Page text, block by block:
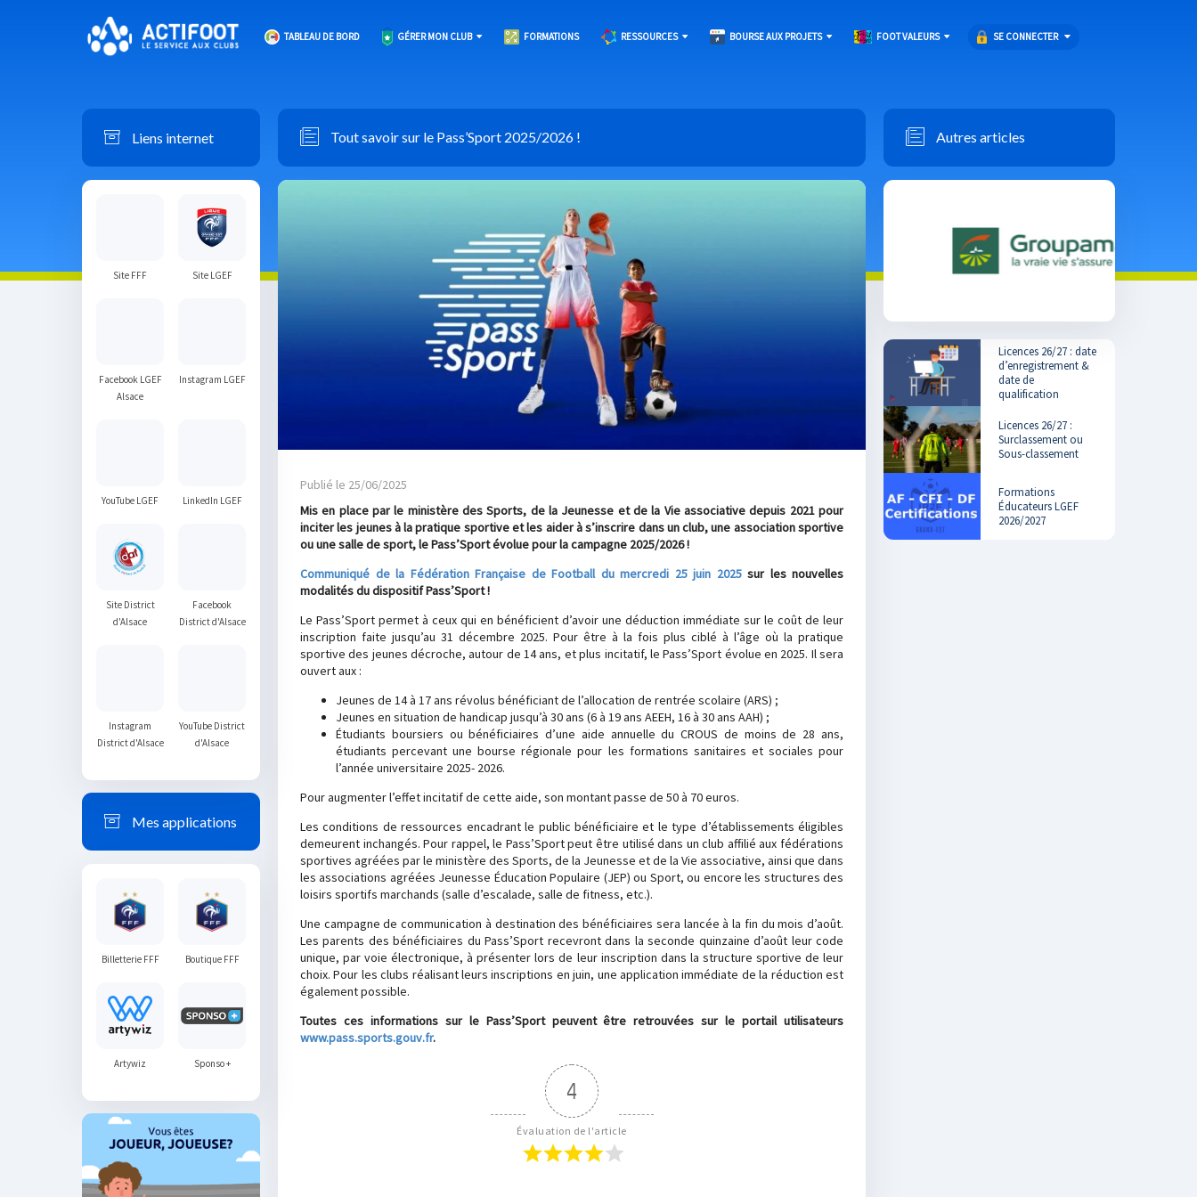
TABLEAU DE BORD GÉRER MON CLUB FORMATIONS RESSOURCES BOURSE AUX PROJETS FOOT VALEURS SE CONNECTER
Mes applications
Billetterie FFF Boutique FFF
Artywiz Sponso +
Liens internet
Site FFF Site LGEF
Facebook LGEF
Alsace
Instagram LGEF
YouTube LGEF LinkedIn LGEF
Site District
d'Alsace
Facebook
District d'Alsace
Instagram
District d'Alsace
YouTube District
d'Alsace
Tout savoir sur le Pass’Sport 2025/2026 !
Publié le 25/06/2025
Mis en place par le ministère des Sports, de la Jeunesse et de la Vie associative depuis 2021 pour
inciter les jeunes à la pratique sportive et les aider à s’inscrire dans un club, une association sportive
ou une salle de sport, le Pass’Sport évolue pour la campagne 2025/2026 !
Communiqué de la Fédération Française de Football du mercredi 25 juin 2025sur les nouvelles
modalités du dispositif Pass’Sport !
Le Pass’Sport permet à ceux qui en bénéficient d’avoir une déduction immédiate sur le coût de leur
inscription faite jusqu’au 31 décembre 2025. Pour être à la fois plus ciblé à l’âge où la pratique
sportive des jeunes décroche, autour de 14 ans, et plus incitatif, le Pass’Sport évolue en 2025. Il sera
ouvert aux :
Jeunes de 14 à 17 ans révolus bénéficiant de l’allocation de rentrée scolaire (ARS) ;
Jeunes en situation de handicap jusqu’à 30 ans (6 à 19 ans AEEH, 16 à 30 ans AAH) ;
Étudiants boursiers ou bénéficiaires d’une aide annuelle du CROUS de moins de 28 ans,
étudiants percevant une bourse régionale pour les formations sanitaires et sociales pour
l’année universitaire 2025- 2026.
Pour augmenter l’effet incitatif de cette aide, son montant passe de 50 à 70 euros.
Les conditions de ressources encadrant le public bénéficiaire et le type d’établissements éligibles
demeurent inchangés. Pour rappel, le Pass’Sport peut être utilisé dans un club affilié aux fédérations
sportives agréées par le ministère des Sports, de la Jeunesse et de la Vie associative, ainsi que dans
les associations agréées Jeunesse Éducation Populaire (JEP) ou Sport, ou encore les structures des
loisirs sportifs marchands (salle d’escalade, salle de fitness, etc.).
Une campagne de communication à destination des bénéficiaires sera lancée à la fin du mois d’août.
Les parents des bénéficiaires du Pass’Sport recevront dans la seconde quinzaine d’août leur code
unique, par voie électronique, à présenter lors de leur inscription dans la structure sportive de leur
choix. Pour les clubs réalisant leurs inscriptions en juin, une application immédiate de la réduction est
également possible.
Toutes ces informations sur le Pass’Sport peuvent être retrouvées sur le portail utilisateurs
www.pass.sports.gouv.fr.
4
Évaluation de l'article
Autres articles
Licences 26/27 : date
d’enregistrement &
date de
qualification
Licences 26/27 :
Surclassement ou
Sous-classement
Formations
Éducateurs LGEF
2026/2027